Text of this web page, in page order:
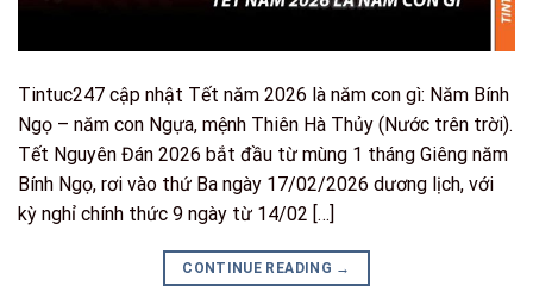
Tintuc247 cập nhật Tết năm 2026 là năm con gì: Năm Bính
Ngọ – năm con Ngựa, mệnh Thiên Hà Thủy (Nước trên trời).
Tết Nguyên Đán 2026 bắt đầu từ mùng 1 tháng Giêng năm
Bính Ngọ, rơi vào thứ Ba ngày 17/02/2026 dương lịch, với
kỳ nghỉ chính thức 9 ngày từ 14/02 […]
CONTINUE READING →